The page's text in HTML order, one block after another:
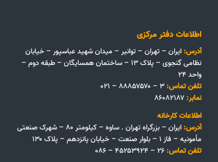
اطلاعات دفتر مرکزی
آدرس: ایران – تهران – توانیر – میدان شهید عباسپور – خیابان
نظامی گنجوی – پلاک ۱۳ – ساختمان همسایگان – طبقه دوم –
واحد ۲۴
تلفن تماس:
نمابر:
اطلاعات کارخانه
آدرس:
ایران – بزرگراه تهران . ساوه – کیلومتر ۸۰ – شهرک صنعتی
مأمونیه – فاز ۱ – بلوار صنعت – خیابان پانزدهم – پلاک ۱۳۰
تلفن تماس: